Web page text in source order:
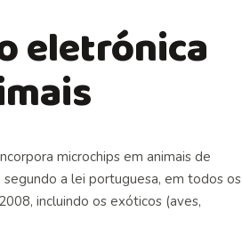
eletrónica
microchips em animais de
a lei portuguesa, em todos os
incluindo osexóticos (aves,